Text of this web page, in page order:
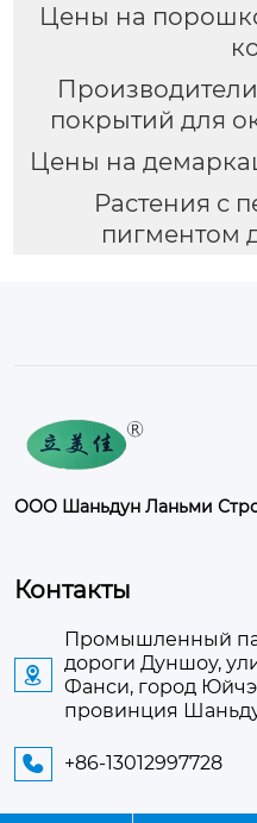
Цены на
покрытий для
Цены на
Растения с
пигментом
ООО Шаньдун Ланьми
Контакты

Промышленный
дороги Дуншоу,
Фанси, город
провинция
 +86-13012997728